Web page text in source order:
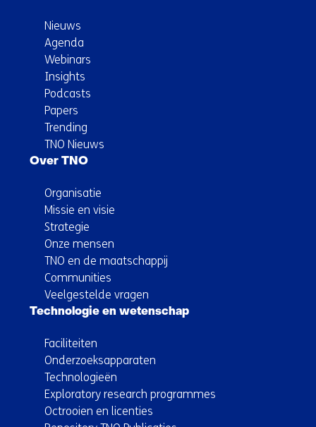
Nieuws
Agenda
Webinars
Insights
Podcasts
Papers
Trending
TNO Nieuws
Over TNO
Organisatie
Missie en visie
Strategie
Onze mensen
TNO en de maatschappij
Communities
Veelgestelde vragen
Technologie en wetenschap
Faciliteiten
Onderzoeksapparaten
Technologieën
Exploratory research programmes
Octrooien en licenties